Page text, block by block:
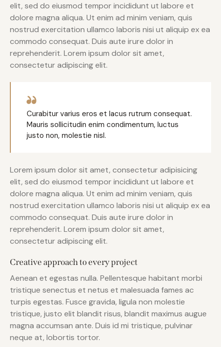
elit, sed do eiusmod tempor incididunt ut labore et
dolore magna aliqua. Ut enim ad minim veniam, quis
nostrud exercitation ullamco laboris nisi ut aliquip ex ea
commodo consequat. Duis aute irure dolor in
reprehenderit. Lorem ipsum dolor sit amet,
consectetur adipiscing elit.
Curabitur varius eros et lacus rutrum consequat.
Mauris sollicitudin enim condimentum, luctus
justo non, molestie nisl.
Lorem ipsum dolor sit amet, consectetur adipisicing
elit, sed do eiusmod tempor incididunt ut labore et
dolore magna aliqua. Ut enim ad minim veniam, quis
nostrud exercitation ullamco laboris nisi ut aliquip ex ea
commodo consequat. Duis aute irure dolor in
reprehenderit. Lorem ipsum dolor sit amet,
consectetur adipiscing elit.
Creative approach to every project
Aenean et egestas nulla. Pellentesque habitant morbi
tristique senectus et netus et malesuada fames ac
turpis egestas. Fusce gravida, ligula non molestie
tristique, justo elit blandit risus, blandit maximus augue
magna accumsan ante. Duis id mi tristique, pulvinar
neque at, lobortis tortor.